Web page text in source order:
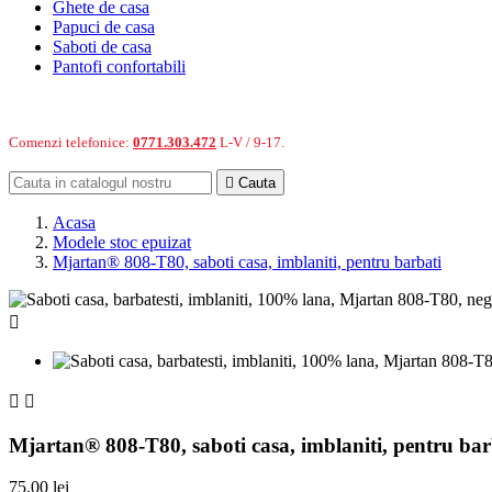
Ghete de casa
Papuci de casa
Saboti de casa
Pantofi confortabili
Comenzi telefonice: 0771.303.472 L-V / 9-17.
 Cauta
Acasa
Modele stoc epuizat
Mjartan® 808-T80, saboti casa, imblaniti, pentru barbati

 
Mjartan® 808-T80, saboti casa, imblaniti, pentru
75,00 lei